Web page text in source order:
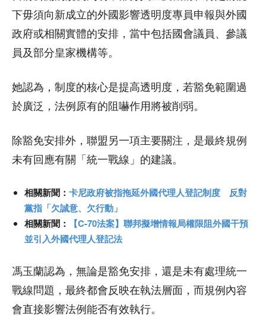
下毋須向新成立的外國影響透明度專員申報與外國
政府或相關實體的安排，當中包括國會議員、參議
員及部分皇家機構等。
她認為，制度的核心是提高透明度，若豁免範圍過
於廣泛，法例原有的阻嚇作用將被削弱。
除豁免安排外，聯盟另一項主要關注，是最終規例
未有回應有關「統一戰線」的建議。
相關新聞： 卡尼政府被指拖延外國代理人登記制度 反對
黨指「欠誠意、欠行動」
相關新聞： 【C-70法案】聯邦擬增情報局權限阻外國干預
並引入外國代理人登記法
馮玉蘭認為，無論是豁免安排，還是未有處理統一
戰線問題，最終都會反映在執法層面，而規例內容
會直接影響法例能否有效執行。